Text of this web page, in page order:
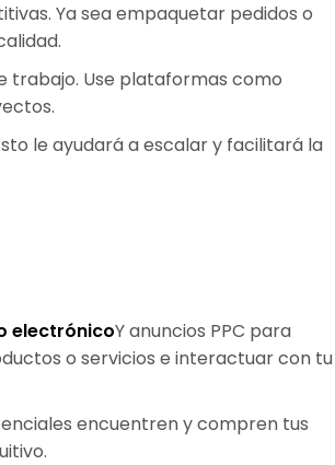
Ya sea empaquetar pedidos o
trabajo. Use plataformas como
le ayudará a escalar y facilitará la
electrónicoY anuncios PPC para
o servicios e interactuar con tu
encuentren y compren tus